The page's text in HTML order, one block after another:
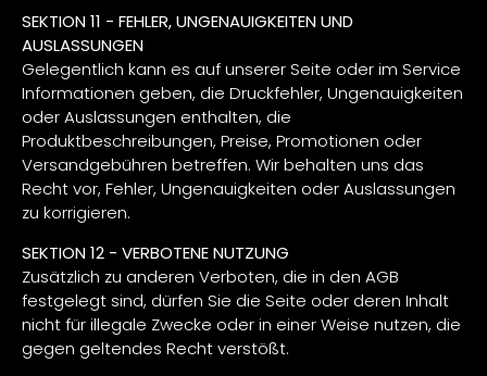
SEKTION 11 - FEHLER, UNGENAUIGKEITEN UND
AUSLASSUNGEN
Gelegentlich kann es auf unserer Seite oder im Service
Informationen geben, die Druckfehler, Ungenauigkeiten
oder Auslassungen enthalten, die
Produktbeschreibungen, Preise, Promotionen oder
Versandgebühren betreffen. Wir behalten uns das
Recht vor, Fehler, Ungenauigkeiten oder Auslassungen
zu korrigieren.
SEKTION 12 - VERBOTENE NUTZUNG
Zusätzlich zu anderen Verboten, die in den AGB
festgelegt sind, dürfen Sie die Seite oder deren Inhalt
nicht für illegale Zwecke oder in einer Weise nutzen, die
gegen geltendes Recht verstößt.